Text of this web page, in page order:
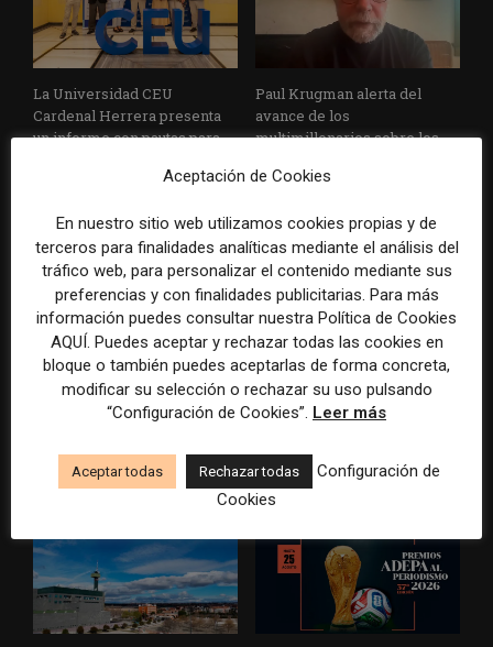
La Universidad CEU
Cardenal Herrera presenta
un informe con pautas para
Paul Krugman alerta del
avance de los
multimillonarios sobre los
La Marea cierra 2025 con
superávit, pero su
cooperativa pierde 38.542
El Premio Gabo 2026
reconoce cinco historias de
Brasil, España y El Salvador
la violencia
Aceptación de Cookies
En nuestro sitio web utilizamos cookies propias y de
terceros para finalidades analíticas mediante el análisis del
tráfico web, para personalizar el contenido mediante sus
preferencias y con finalidades publicitarias. Para más
información puedes consultar nuestra Política de Cookies
AQUÍ. Puedes aceptar y rechazar todas las cookies en
bloque o también puedes aceptarlas de forma concreta,
modificar su selección o rechazar su uso pulsando
“Configuración de Cookies”. Leer más
Aceptar todas Rechazar todas
Configuración de
Cookies